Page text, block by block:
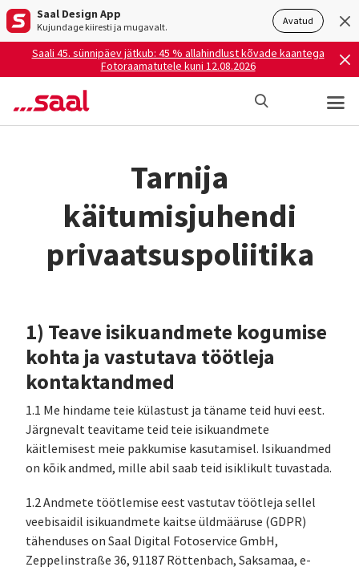
Saal Design App
Kujundage kiiresti ja mugavalt. Avatud
Saali 45. sünnipäev jätkub: 45 % allahindlust kõvade kaantega
Fotoraamatutele kuni 12.08.2026
Tarnija
käitumisjuhendi
privaatsuspoliitika
1) Teave isikuandmete kogumise
kohta ja vastutava töötleja
kontaktandmed
1.1 Me hindame teie külastust ja täname teid huvi eest.
Järgnevalt teavitame teid teie isikuandmete
käitlemisest meie pakkumise kasutamisel. Isikuandmed
on kõik andmed, mille abil saab teid isiklikult tuvastada.
1.2 Andmete töötlemise eest vastutav töötleja sellel
veebisaidil isikuandmete kaitse üldmääruse (GDPR)
tähenduses on Saal Digital Fotoservice GmbH,
Zeppelinstraße 36, 91187 Röttenbach, Saksamaa, e-